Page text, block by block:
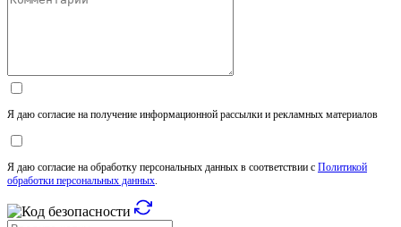
Я даю согласие на получение информационной рассылки и рекламных материалов
Я даю согласие на обработку персональных данных в соответствии с Политикой
обработки персональных данных.